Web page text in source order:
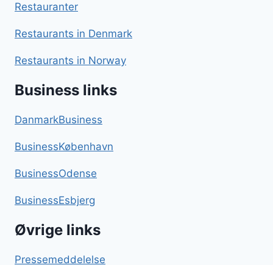
Restauranter
Restaurants in Denmark
Restaurants in Norway
Business links
DanmarkBusiness
BusinessKøbenhavn
BusinessOdense
BusinessEsbjerg
Øvrige links
Pressemeddelelse